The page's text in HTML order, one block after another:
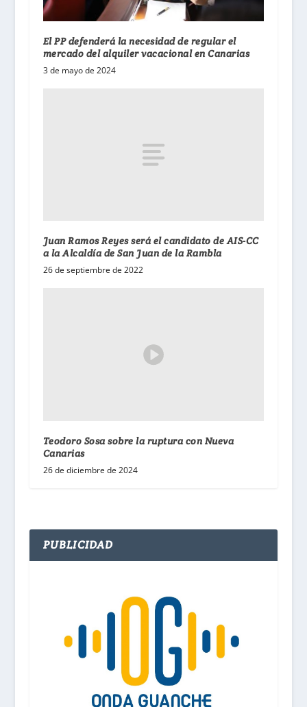
El PP defenderá la necesidad de regular el
mercado del alquiler vacacional en Canarias
3 de mayo de 2024
Juan Ramos Reyes será el candidato de AIS-CC
a la Alcaldía de San Juan de la Rambla
26 de septiembre de 2022
Teodoro Sosa sobre la ruptura con Nueva
Canarias
26 de diciembre de 2024
PUBLICIDAD